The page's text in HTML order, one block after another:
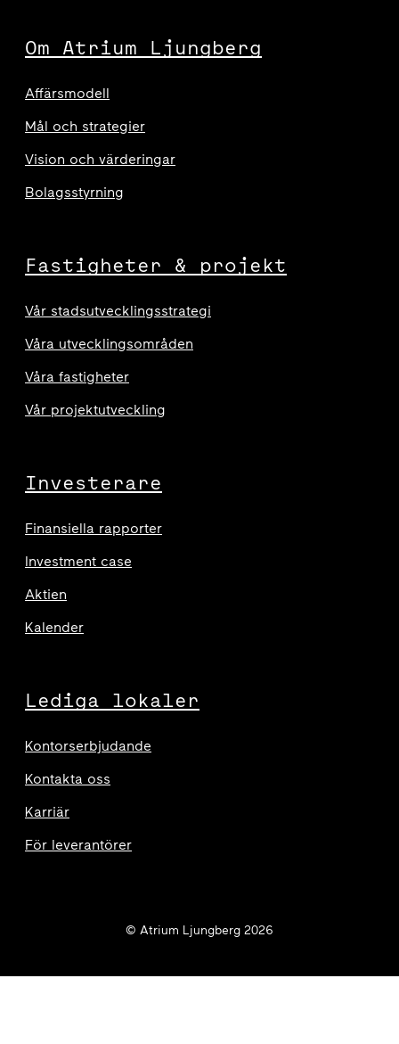
Om Atrium Ljungberg
Affärsmodell
Mål och strategier
Vision och värderingar
Bolagsstyrning
Fastigheter & projekt
Vår stadsutvecklingsstrategi
Våra utvecklingsområden
Våra fastigheter
Vår projektutveckling
Investerare
Finansiella rapporter
Investment case
Aktien
Kalender
Lediga lokaler
Kontorserbjudande
Kontakta oss
Karriär
För leverantörer
© Atrium Ljungberg 2026